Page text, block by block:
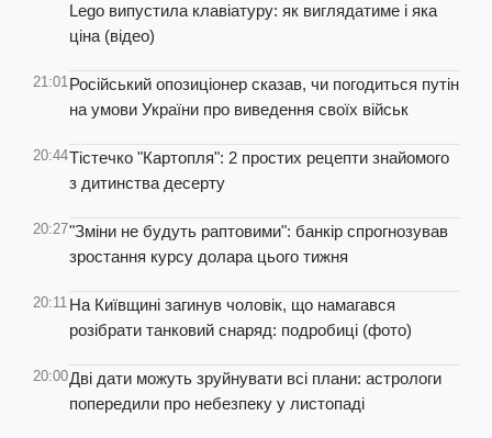
Lego випустила клавіатуру: як виглядатиме і яка
ціна (відео)
21:01Російський опозиціонер сказав, чи погодиться путін
на умови України про виведення своїх військ
20:44Тістечко "Картопля": 2 простих рецепти знайомого
з дитинства десерту
20:27"Зміни не будуть раптовими": банкір спрогнозував
зростання курсу долара цього тижня
20:11 На Київщині загинув чоловік, що намагався
розібрати танковий снаряд: подробиці (фото)
20:00Дві дати можуть зруйнувати всі плани: астрологи
попередили про небезпеку у листопаді